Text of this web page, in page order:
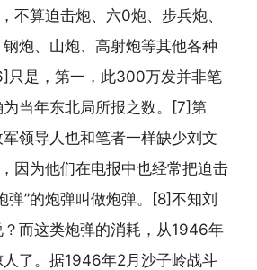
不算迫击炮、六0炮、步兵炮、
炮、山炮、高射炮等其他各种
只是，第一，此300万发并非笔
当年东北局所报之数。[7]第
领导人也和笔者一样缺少刘文
因为他们在电报中也经常把迫击
弹”的炮弹叫做炮弹。[8]不知刘
而这类炮弹的消耗，从1946年
了。据1946年2月沙子岭战斗